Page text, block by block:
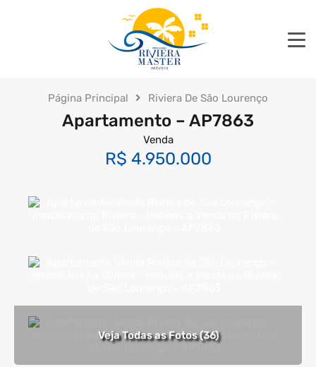
Página Principal Riviera De São Lourenço
Apartamento – AP7863
Venda
R$ 4.950.000
Veja Todas as Fotos (36)